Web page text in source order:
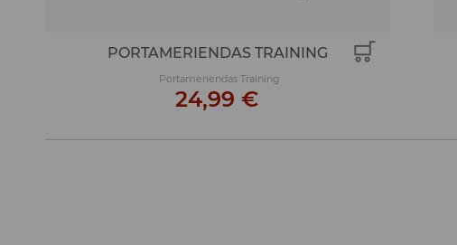
PORTAMERIENDAS TRAINING
Portameriendas Training
24,99 €